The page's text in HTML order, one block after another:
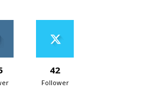
42
Follower